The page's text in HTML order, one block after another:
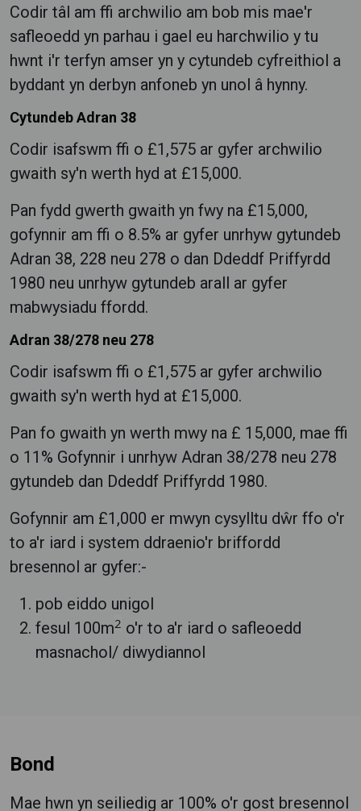
Codir tâl am ffi archwilio am bob mis mae'r
safleoedd yn parhau i gael eu harchwilio y tu
hwnt i'r terfyn amser yn y cytundeb cyfreithiol a
byddant yn derbyn anfoneb yn unol â hynny.
Cytundeb Adran 38
Codir isafswm ffi o £1,575 ar gyfer archwilio
gwaith sy'n werth hyd at £15,000.
Pan fydd gwerth gwaith yn fwy na £15,000,
gofynnir am ffi o 8.5% ar gyfer unrhyw gytundeb
Adran 38, 228 neu 278 o dan Ddeddf Priffyrdd
1980 neu unrhyw gytundeb arall ar gyfer
mabwysiadu ffordd.
Adran 38/278 neu 278
Codir isafswm ffi o £1,575 ar gyfer archwilio
gwaith sy'n werth hyd at £15,000.
Pan fo gwaith yn werth mwy na £ 15,000, mae ffi
o 11% Gofynnir i unrhyw Adran 38/278 neu 278
gytundeb dan Ddeddf Priffyrdd 1980.
Gofynnir am £1,000 er mwyn cysylltu dŵr ffo o'r
to a'r iard i system ddraenio'r briffordd
bresennol ar gyfer:-
pob eiddo unigol
fesul 100m2 o'r to a'r iard o safleoedd
masnachol/ diwydiannol
Bond
Mae hwn yn seiliedig ar 100% o'r gost bresennol